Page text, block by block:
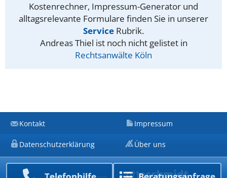
Kostenrechner, Impressum-Generator und
alltagsrelevante Formulare finden Sie in unserer
Service Rubrik.
Andreas Thiel ist noch nicht gelistet in
Rechtsanwälte Köln
Kontakt Impressum
Datenschutzerklärung Über uns